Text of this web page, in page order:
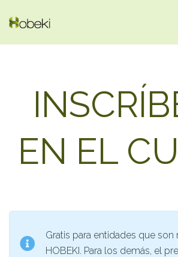
EN EL
Gratis para entidades que
HOBEKI. Para los demás, el